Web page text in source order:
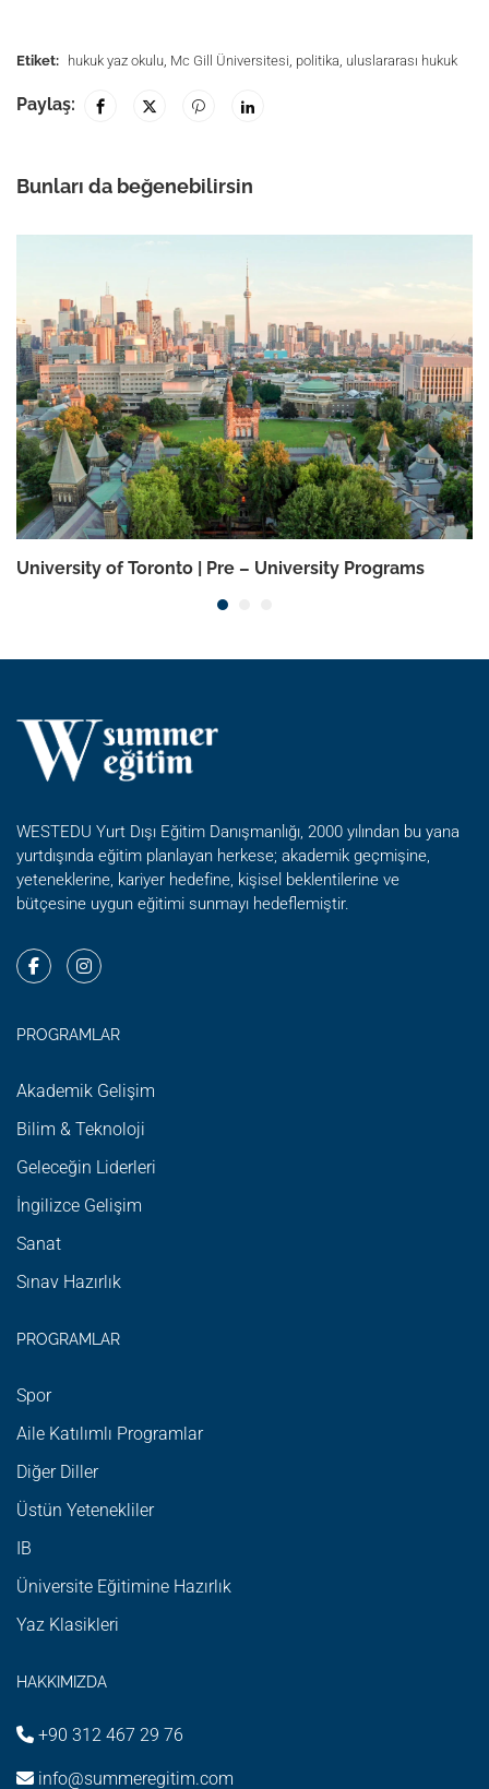
Etiket: hukuk yaz okulu, Mc Gill Üniversitesi, politika, uluslararası hukuk
Paylaş:
Bunları da beğenebilirsin
University of Toronto | Pre – University Programs
WESTEDU Yurt Dışı Eğitim Danışmanlığı, 2000 yılından bu yana
yurtdışında eğitim planlayan herkese; akademik geçmişine,
yeteneklerine, kariyer hedefine, kişisel beklentilerine ve
bütçesine uygun eğitimi sunmayı hedeflemiştir.
PROGRAMLAR
Akademik Gelişim
Bilim & Teknoloji
Geleceğin Liderleri
İngilizce Gelişim
Sanat
Sınav Hazırlık
PROGRAMLAR
Spor
Aile Katılımlı Programlar
Diğer Diller
Üstün Yetenekliler
IB
Üniversite Eğitimine Hazırlık
Yaz Klasikleri
HAKKIMIZDA
+90 312 467 29 76
info@summeregitim.com